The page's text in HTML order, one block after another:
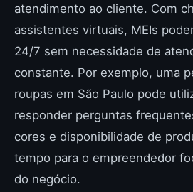
atendimento ao cliente. Com
assistentes virtuais, MEIs
24/7 sem necessidade de
constante. Por exemplo, uma
roupas em São Paulo pode
responder perguntas
cores e disponibilidade de
tempo para o empreendedor
do negócio.